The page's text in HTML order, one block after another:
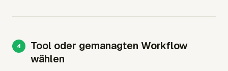
Tool oder gemanagten Workflow
wählen